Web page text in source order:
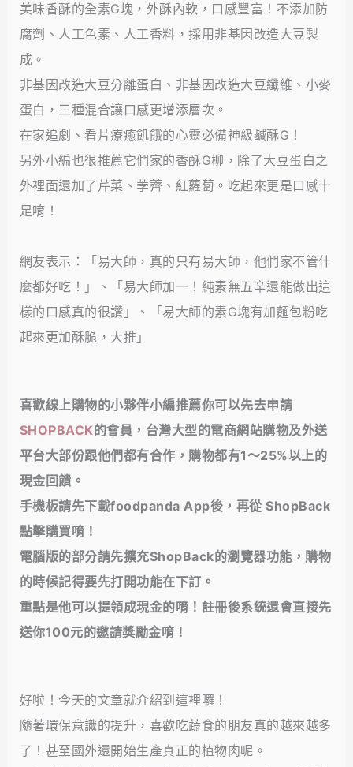
美味香酥的全素G塊，外酥內軟，口感豐富！不添加防
腐劑、人工色素、人工香料，採用非基因改造大豆製
成。
非基因改造大豆分離蛋白、非基因改造大豆纖維、小麥
蛋白，三種混合讓口感更增添層次。
在家追劇、看片療癒飢餓的心靈必備神級鹹酥G！
另外小編也很推薦它們家的香酥G柳，除了大豆蛋白之
外裡面還加了芹菜、荸薺、紅蘿蔔。吃起來更是口感十
足唷！
網友表示：「易大師，真的只有易大師，他們家不管什
麼都好吃！」、「易大師加一！純素無五辛還能做出這
樣的口感真的很讚」、「易大師的素G塊有加麵包粉吃
起來更加酥脆，大推」
喜歡線上購物的小夥伴小編推薦你可以先去申請
SHOPBACK的會員，台灣大型的電商網站購物及外送
平台大部份跟他們都有合作，購物都有1～25%以上的
現金回饋 。
手機板請先下載foodpanda App後，再從 ShopBack
點擊購買唷！
電腦版的部分請先擴充ShopBack的瀏覽器功能，購物
的時候記得要先打開功能在下訂。
重點是他可以提領成現金的唷！註冊後系統還會直接先
送你100元的邀請獎勵金唷！
好啦！今天的文章就介紹到這裡囉！
隨著環保意識的提升，喜歡吃蔬食的朋友真的越來越多
了！甚至國外還開始生產真正的植物肉呢。